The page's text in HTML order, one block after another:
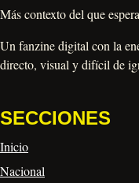
Más contexto del que
Un fanzine digital con la
directo, visual y difícil de
SECCIONES
Inicio
Nacional